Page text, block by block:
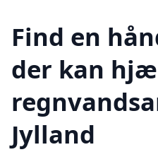
Find en
der kan
Jylland